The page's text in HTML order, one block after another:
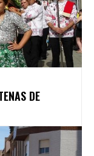
DE